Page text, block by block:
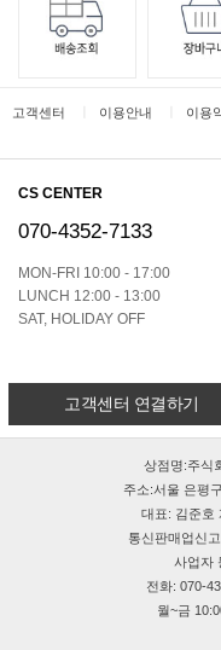
고객센터 이용안내 이용
CS CENTER
070-4352-7133
MON-FRI 10:00 - 17:00
LUNCH 12:00 - 13:00
SAT, HOLIDAY OFF
고객센터 연결하기
상점명:주식
주소:서울 은평
대표: 김준호
통신판매업신
사업자
전화: 070-
월~금